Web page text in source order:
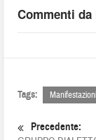
Commenti da
Tags: Manifestazioni
Precedente: